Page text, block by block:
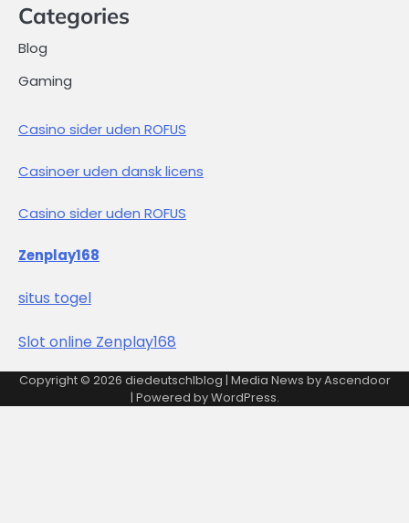
Categories
Blog
Gaming
Casino sider uden ROFUS
Casinoer uden dansk licens
Casino sider uden ROFUS
Zenplay168
situs togel
Slot online Zenplay168
Copyright © 2026 diedeutschlblog | Media News byAscendoor
| Powered byWordPress.